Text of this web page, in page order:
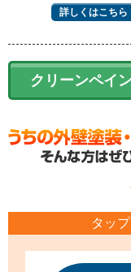
詳しくはこちら
クリーンペイ
タッ